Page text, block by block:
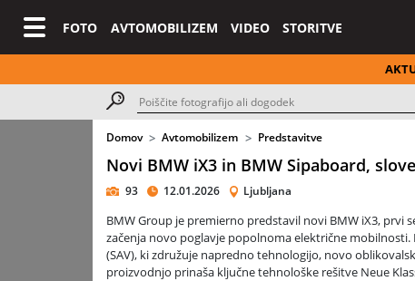
FOTO AVTOMOBILIZEM VIDEO STORITVE
Domov Avtomobilizem Predstavitve
Novi BMW iX3 in BMW Sipaboard,
93 12.01.2026 Ljubljana
BMW Group je premierno predstavil novi BMW iX3, prvi
začenja novo poglavje popolnoma električne
(SAV), ki združuje napredno tehnologijo, novo
proizvodnjo prinaša ključne tehnološke rešitve Neue